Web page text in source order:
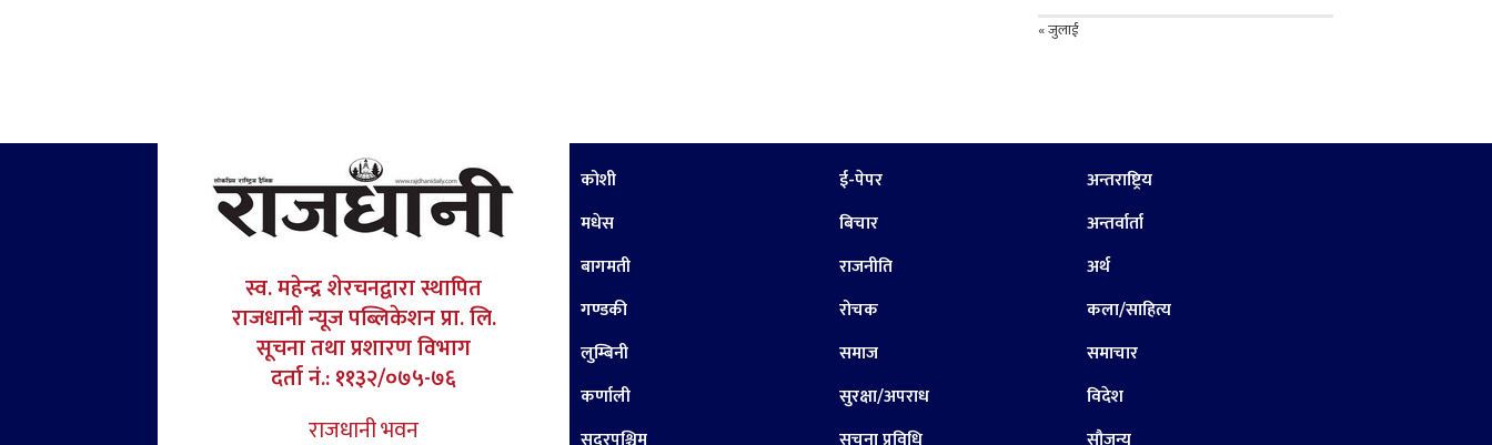
« जुलाई
स्व. महेन्द्र शेरचनद्वारा स्थापित
राजधानी न्यूज पब्लिकेशन प्रा. लि.
सूचना तथा प्रशारण विभाग
दर्ता नं.: ११३२/०७५-७६
राजधानी भवन
कोशी
मधेस
बागमती
गण्डकी
लुम्बिनी
कर्णाली
ई-पेपर
बिचार
राजनीति
रोचक
समाज
सुरक्षा/अपराध
अन्तराष्ट्रिय
अन्तर्वार्ता
अर्थ
कला/साहित्य
समाचार
विदेश